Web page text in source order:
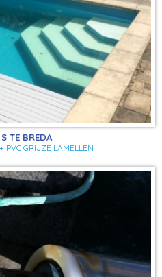
TE BREDA
PVC GRIJZE LAMELLEN